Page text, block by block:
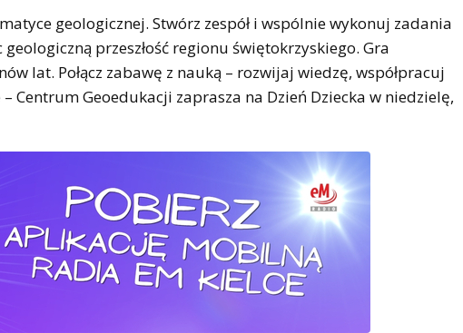
geologicznej. Stwórz zespół i wspólnie wykonuj zadania
przeszłość regionu świętokrzyskiego. Gra
lat. Połącz zabawę z nauką – rozwijaj wiedzę, współpracuj
Geoedukacji zaprasza na Dzień Dziecka w niedzielę,